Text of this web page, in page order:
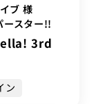
ブ 様
スター!!
3rd
ン